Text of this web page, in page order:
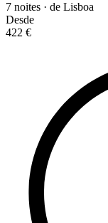
7 noites · de Lisboa
Desde
422 €